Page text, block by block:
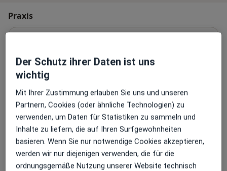
Praxis
öffnet in einer neuen
Verfügbarkeit
Ivonne Seyffert bietet an diesem Standort über
Jameda keine Online-Terminbuchung an
Zahlungsmodalitäten (private Besuche)
Der Schutz ihrer Daten ist uns
wichtig
Mit Ihrer Zustimmung erlauben Sie uns und unseren
Partnern, Cookies (oder ähnliche Technologien) zu
verwenden, um Daten für Statistiken zu sammeln und
Inhalte zu liefern, die auf Ihren Surfgewohnheiten
basieren. Wenn Sie nur notwendige Cookies akzeptieren,
werden wir nur diejenigen verwenden, die für die
ordnungsgemäße Nutzung unserer Website technisch